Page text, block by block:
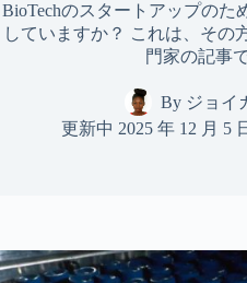
BioTechのスタートアップのた
していますか？ これは、その
門家の記事
By ジョイ
更新中 2025 年 12 月 5